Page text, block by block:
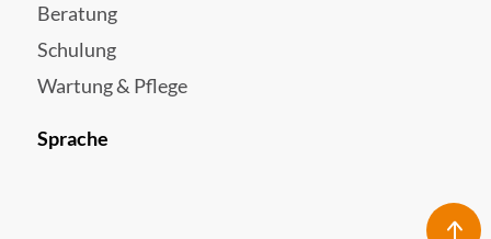
Beratung
Schulung
Wartung & Pflege
Sprache